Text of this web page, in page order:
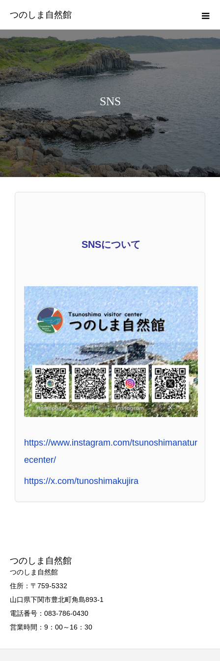
つのしま自然館
SNS
SNSについて
https://www.instagram.com/tsunoshimanatur
ecenter/
https://x.com/tunoshimakujira
つのしま自然館
つのしま自然館
住所：〒759-5332
山口県下関市豊北町角島893-1
電話番号：083-786-0430
営業時間：9：00～16：30